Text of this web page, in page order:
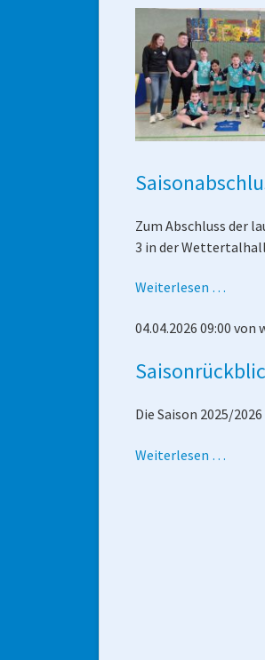
am
Zum Abschluss der
3 in der
Weiterlesen …
der
E-
04.04.2026 09:00 von
Die Saison 2025/
Weiterlesen …